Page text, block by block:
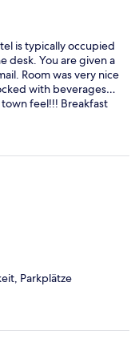
is typically occupied
desk. You are given a
Room was very nice
with beverages…
feel!!! Breakfast
highly recommend
Parkplätze